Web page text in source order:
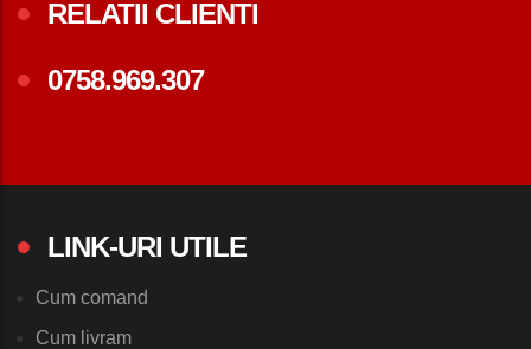
RELATII CLIENTI
0758.969.307
LINK-URI UTILE
Cum comand
Cum livram